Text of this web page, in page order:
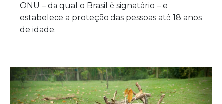
ONU – da qual o Brasil é signatário – e
estabelece a proteção das pessoas até 18 anos
de idade.